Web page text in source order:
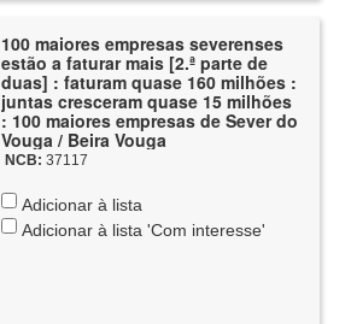
100 maiores empresas severenses
estão a faturar mais [2.ª parte de
duas] : faturam quase 160 milhões :
juntas cresceram quase 15 milhões
: 100 maiores empresas de Sever do
Vouga / Beira Vouga
NCB: 37117
Adicionar à lista
Adicionar à lista 'Com interesse'